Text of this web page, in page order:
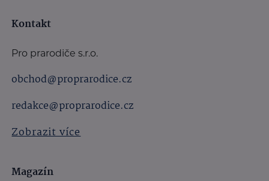
Kontakt
Pro prarodiče s.r.o.
obchod@proprarodice.cz
redakce@proprarodice.cz
Zobrazit více
Magazín